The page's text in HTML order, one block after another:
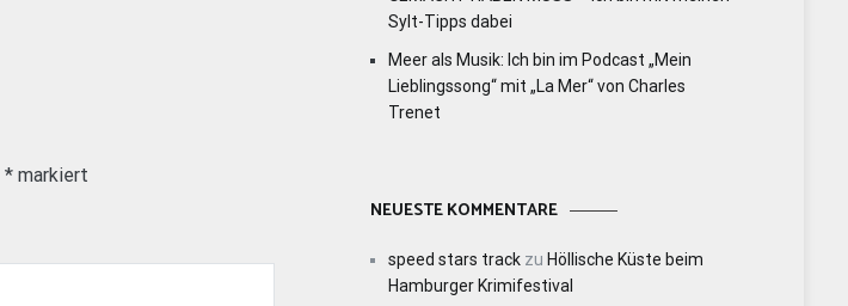
* markiert
Sylt-Tipps dabei
Meer als Musik: Ich bin im Podcast „Mein
Lieblingssong“ mit „La Mer“ von Charles
Trenet
NEUESTE KOMMENTARE
speed stars track zu Höllische Küste beim
Hamburger Krimifestival